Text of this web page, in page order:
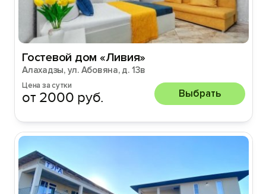
Гостевой дом «Ливия»
Алахадзы, ул. Абовяна, д. 13в
Цена за сутки
от 2000 руб. Выбрать